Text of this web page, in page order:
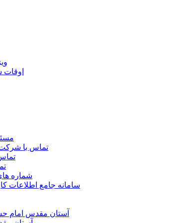
تماس با
شماره
سامانه جامع اطلاعات
آستان مقدس امام